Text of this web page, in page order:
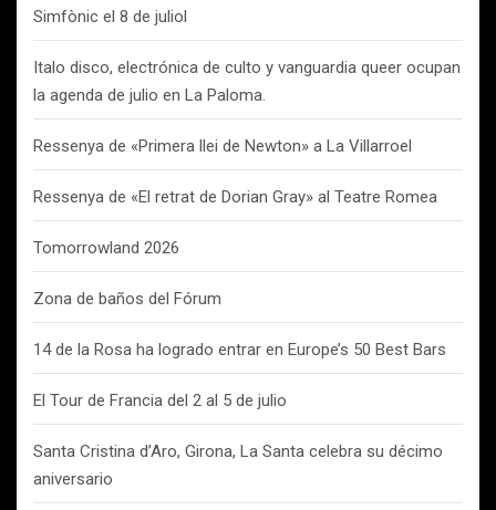
Simfònic el 8 de juliol
Italo disco, electrónica de culto y vanguardia queer ocupan
la agenda de julio en La Paloma.
Ressenya de «Primera llei de Newton» a La Villarroel
Ressenya de «El retrat de Dorian Gray» al Teatre Romea
Tomorrowland 2026
Zona de baños del Fórum
14 de la Rosa ha logrado entrar en Europe’s 50 Best Bars
El Tour de Francia del 2 al 5 de julio
Santa Cristina d’Aro, Girona, La Santa celebra su décimo
aniversario